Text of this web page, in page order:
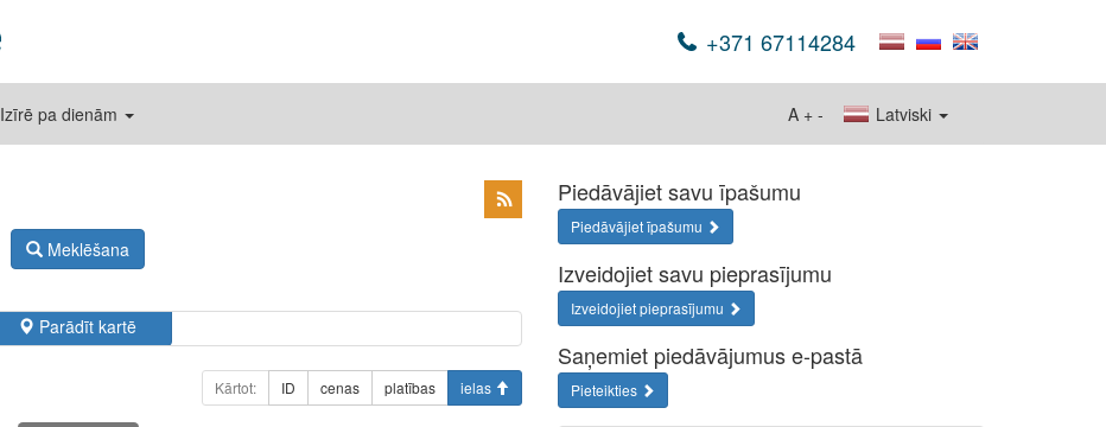
+371 67114284
Izīrē pa dienām Latviski
A + -
Meklēšana
Parādīt kartē
Kārtot: ID cenas platības ielas
Piedāvājiet savu īpašumu
Piedāvājiet īpašumu
Izveidojiet savu pieprasījumu
Izveidojiet pieprasījumu
Saņemiet piedāvājumus e-pastā
Pieteikties